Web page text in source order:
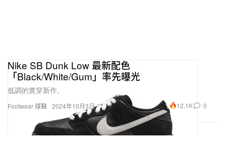
Footwear 球鞋
Nike SB Dunk Low 最新配色
「Black/White/Gum」率先曝光
低調的實穿新作。
2024年10月3日 12.1K 0